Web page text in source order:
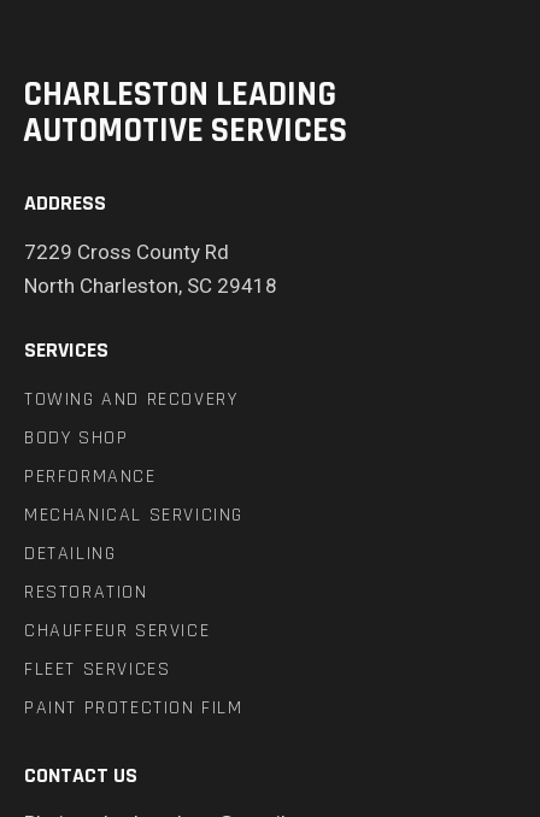
CHARLESTON LEADING
AUTOMOTIVE SERVICES
ADDRESS
7229 Cross County Rd
North Charleston, SC 29418
SERVICES
TOWING AND RECOVERY
BODY SHOP
PERFORMANCE
MECHANICAL SERVICING
DETAILING
RESTORATION
CHAUFFEUR SERVICE
FLEET SERVICES
PAINT PROTECTION FILM
CONTACT US